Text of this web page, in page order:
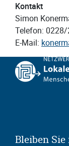
Kontakt
Simon
Telefon:
E-Mail:
Bleiben